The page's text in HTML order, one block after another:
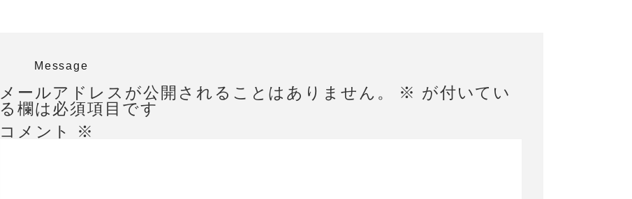
Message
メールアドレスが公開されることはありません。 ※ が付いてい
る欄は必須項目です
コメント
※